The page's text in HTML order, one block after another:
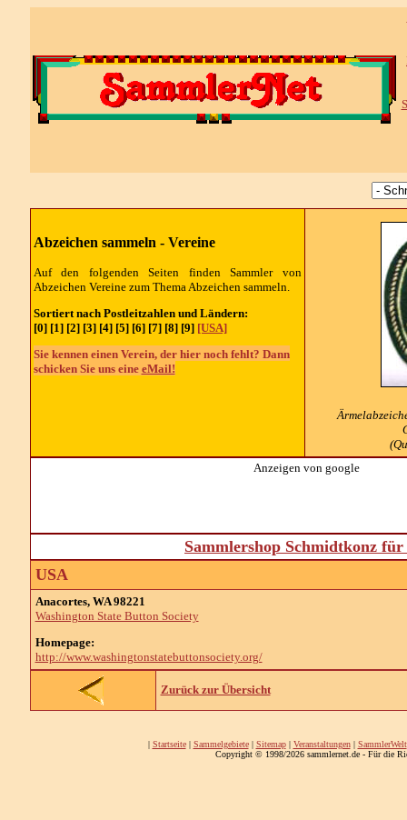
Abzeichen sammeln - Vereine
Auf den folgenden Seiten finden Sammler von
Abzeichen Vereine zum Thema Abzeichen sammeln.
Sortiert nach Postleitzahlen und Ländern:
[0] [1] [2] [3] [4] [5] [6] [7] [8] [9] [USA]
Sie kennen einen Verein, der hier noch fehlt? Dann
schicken Sie uns eine eMail!
Anzeigen von google
Sammlershop Schmidtkonz
USA
Anacortes, WA 98221
Washington State Button Society
Homepage:
http://www.washingtonstatebuttonsociety.org/
Zurück zur Übersicht
| Startseite| Sammelgebiete| Sitemap| Veranstaltungen| SammlerWelt
Copyright © 1998/2026 sammlernet.de - Für die